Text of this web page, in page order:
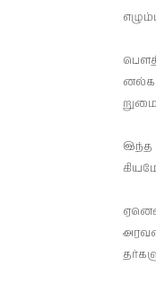
இந்த